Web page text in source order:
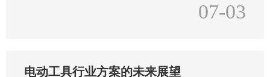
07-03
电动工具行业方案的未来展望